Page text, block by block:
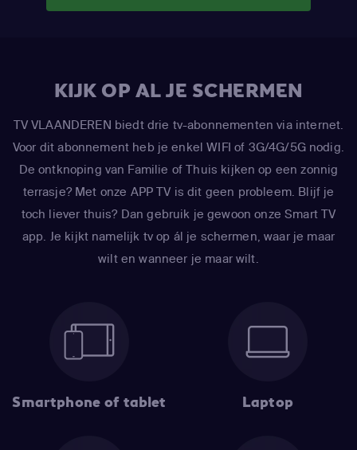
KIJK OP AL JE SCHERMEN
TV VLAANDEREN biedt drie tv-abonnementen via internet.
Voor dit abonnement heb je enkel WIFI of 3G/4G/5G nodig.
De ontknoping van Familie of Thuis kijken op een zonnig
terrasje? Met onze APP TV is dit geen probleem. Blijf je
toch liever thuis? Dan gebruik je gewoon onze Smart TV
app. Je kijkt namelijk tv op ál je schermen, waar je maar
wilt en wanneer je maar wilt.
Smartphone of tablet Laptop